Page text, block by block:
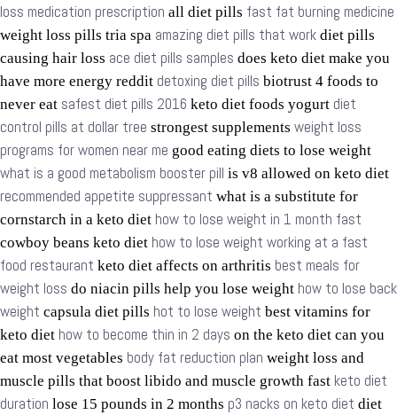
loss medication prescription all diet pills fast fat burning medicine
weight loss pills tria spa amazing diet pills that work diet pills
causing hair loss ace diet pills samples does keto diet make you
have more energy reddit detoxing diet pills biotrust 4 foods to
never eat safest diet pills 2016 keto diet foods yogurt diet
control pills at dollar tree strongest supplements weight loss
programs for women near me good eating diets to lose weight
what is a good metabolism booster pill is v8 allowed on keto diet
recommended appetite suppressant what is a substitute for
cornstarch in a keto diet how to lose weight in 1 month fast
cowboy beans keto diet how to lose weight working at a fast
food restaurant keto diet affects on arthritis best meals for
weight loss do niacin pills help you lose weight how to lose back
weight capsula diet pills hot to lose weight best vitamins for
keto diet how to become thin in 2 days on the keto diet can you
eat most vegetables body fat reduction plan weight loss and
muscle pills that boost libido and muscle growth fast keto diet
duration lose 15 pounds in 2 months p3 nacks on keto diet diet